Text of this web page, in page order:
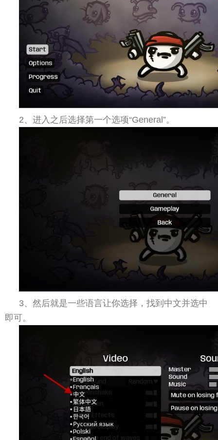
2、进入之后选择第一个选项“General”。
3、然后就是一些语言让你选择，找到中文并选中
即可。